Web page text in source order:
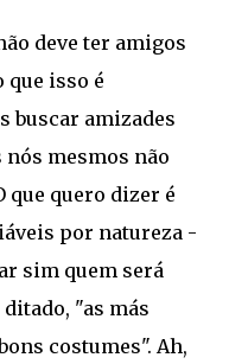
deve ter amigos
que isso é
buscar amizades
mesmos não
que quero dizer é
por natureza -
sim quem será
"as más
costumes". Ah,